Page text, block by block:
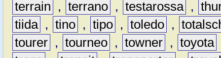
terrain
, terrano , testarossa ,
tiida , tino , tipo , toledo ,
tourer , tourneo , towner , toyota